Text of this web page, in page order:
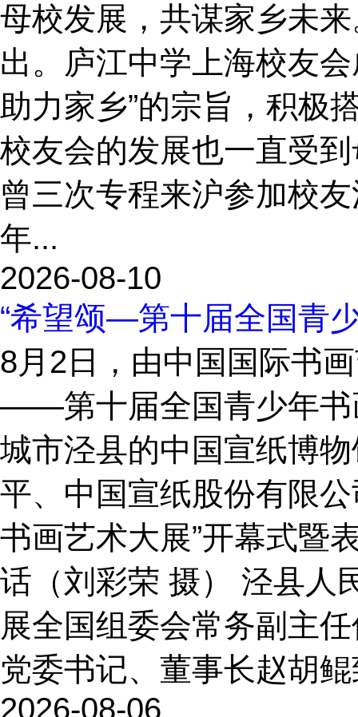
母校发展，共谋家乡未
出。庐江中学上海校友
助力家乡”的宗旨，积极
校友会的发展也一直受
曾三次专程来沪参加校
年...
2026-08-10
“希望颂—第十届全国青
8月2日，由中国国际书
——第十届全国青少年书
城市泾县的中国宣纸博
平、中国宣纸股份有限
书画艺术大展”开幕式暨
话（刘彩荣 摄） 泾县人
展全国组委会常务副主
党委书记、董事长赵胡
2026-08-06